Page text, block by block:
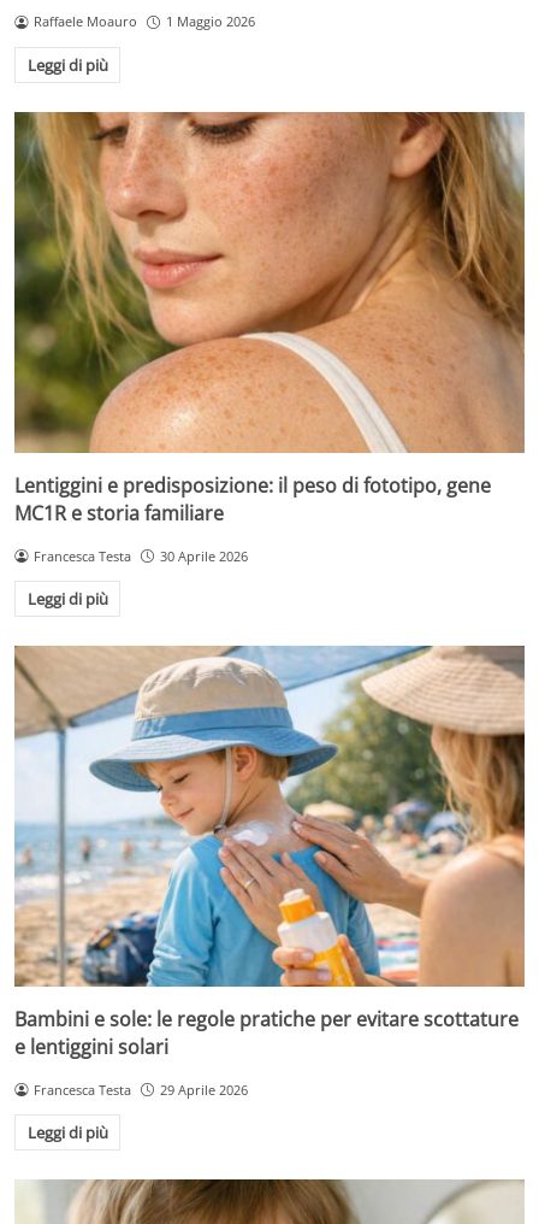
Raffaele Moauro 1 Maggio 2026
Leggi di più
Lentiggini e predisposizione: il peso di fototipo, gene
MC1R e storia familiare
Francesca Testa 30 Aprile 2026
Leggi di più
Bambini e sole: le regole pratiche per evitare scottature
e lentiggini solari
Francesca Testa 29 Aprile 2026
Leggi di più